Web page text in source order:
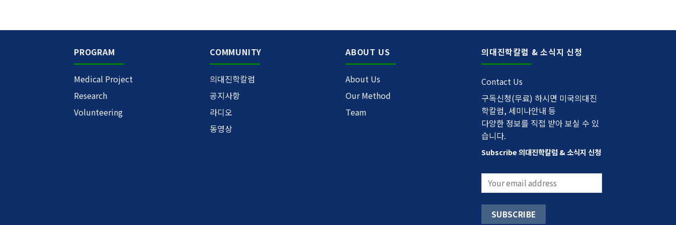
PROGRAM
Medical Project
Research
Volunteering
COMMUNITY
의대진학칼럼
공지사항
라디오
동영상
ABOUT US
About Us
Our Method
Team
의대진학칼럼 & 소식지 신청
Contact Us
구독신청(무료) 하시면 미국의대진
학칼럼, 세미나안내 등
다양한 정보를 직접 받아 보실 수 있
습니다.
Subscribe 의대진학칼럼 & 소식지 신청